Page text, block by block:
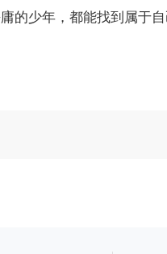
的少年，都能找到属于